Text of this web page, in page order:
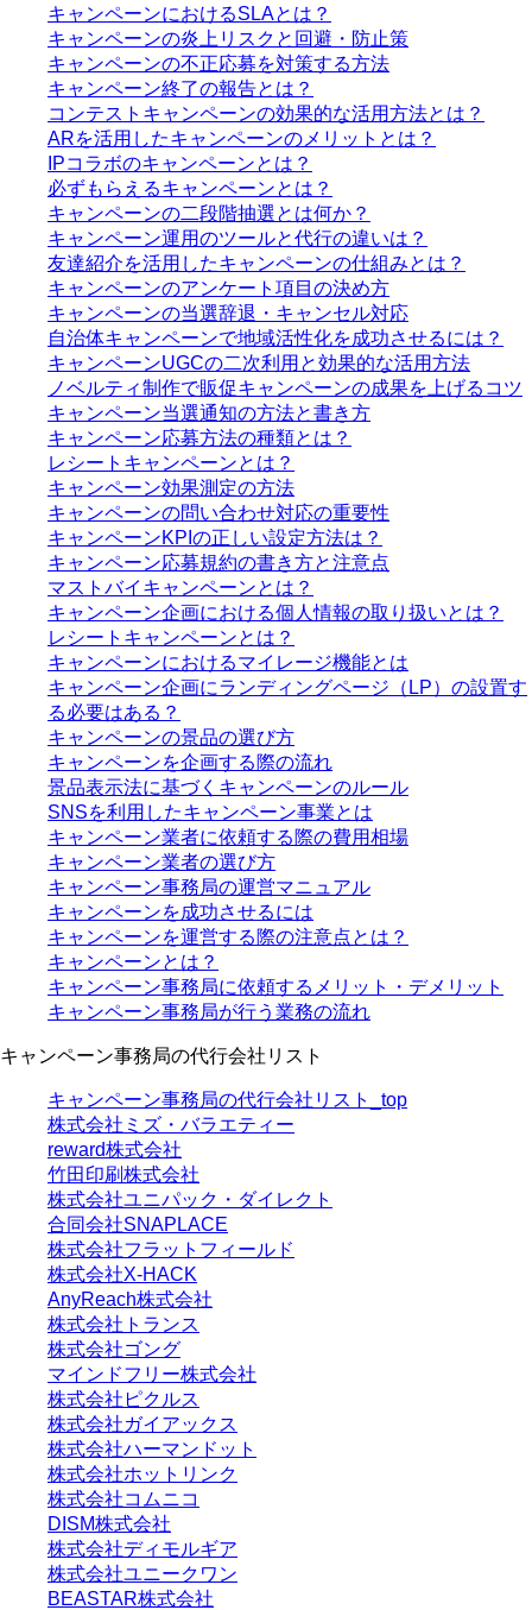
キャンペーンにおけるSLAとは？
キャンペーンの炎上リスクと回避・防止策
キャンペーンの不正応募を対策する方法
キャンペーン終了の報告とは？
コンテストキャンペーンの効果的な活用方法とは？
ARを活用したキャンペーンのメリットとは？
IPコラボのキャンペーンとは？
必ずもらえるキャンペーンとは？
キャンペーンの二段階抽選とは何か？
キャンペーン運用のツールと代行の違いは？
友達紹介を活用したキャンペーンの仕組みとは？
キャンペーンのアンケート項目の決め方
キャンペーンの当選辞退・キャンセル対応
自治体キャンペーンで地域活性化を成功させるには？
キャンペーンUGCの二次利用と効果的な活用方法
ノベルティ制作で販促キャンペーンの成果を上げるコツ
キャンペーン当選通知の方法と書き方
キャンペーン応募方法の種類とは？
レシートキャンペーンとは？
キャンペーン効果測定の方法
キャンペーンの問い合わせ対応の重要性
キャンペーンKPIの正しい設定方法は？
キャンペーン応募規約の書き方と注意点
マストバイキャンペーンとは？
キャンペーン企画における個人情報の取り扱いとは？
レシートキャンペーンとは？
キャンペーンにおけるマイレージ機能とは
キャンペーン企画にランディングページ（LP）の設置す
る必要はある？
キャンペーンの景品の選び方
キャンペーンを企画する際の流れ
景品表示法に基づくキャンペーンのルール
SNSを利用したキャンペーン事業とは
キャンペーン業者に依頼する際の費用相場
キャンペーン業者の選び方
キャンペーン事務局の運営マニュアル
キャンペーンを成功させるには
キャンペーンを運営する際の注意点とは？
キャンペーンとは？
キャンペーン事務局に依頼するメリット・デメリット
キャンペーン事務局が行う業務の流れ
キャンペーン事務局の代行会社リスト
キャンペーン事務局の代行会社リスト_top
株式会社ミズ・バラエティー
reward株式会社
竹田印刷株式会社
株式会社ユニパック・ダイレクト
合同会社SNAPLACE
株式会社フラットフィールド
株式会社X-HACK
AnyReach株式会社
株式会社トランス
株式会社ゴング
マインドフリー株式会社
株式会社ピクルス
株式会社ガイアックス
株式会社ハーマンドット
株式会社ホットリンク
株式会社コムニコ
DISM株式会社
株式会社ディモルギア
株式会社ユニークワン
BEASTAR株式会社